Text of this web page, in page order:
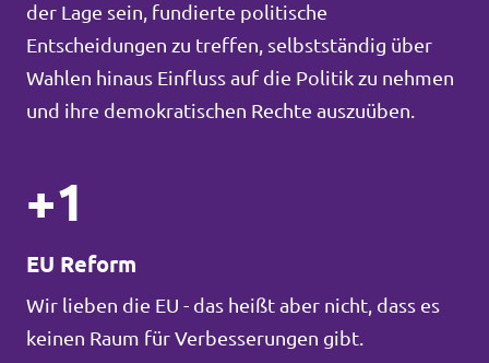
der Lage sein, fundierte politische
Entscheidungen zu treffen, selbstständig über
Wahlen hinaus Einfluss auf die Politik zu nehmen
und ihre demokratischen Rechte auszuüben.
+1
EU Reform
Wir lieben die EU - das heißt aber nicht, dass es
keinen Raum für Verbesserungen gibt.